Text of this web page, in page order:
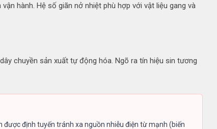
hành. Hệ số giãn nở nhiệt phù hợp với vật liệu gang và
chuyền sản xuất tự động hóa. Ngõ ra tín hiệu sin tương
định tuyến tránh xa nguồn nhiễu điện từ mạnh (biến